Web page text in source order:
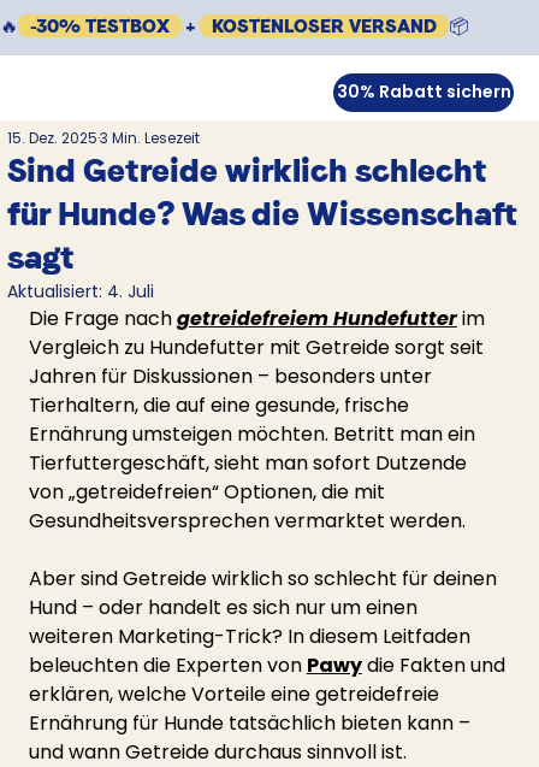
🔥 -30% TESTBOX + KOSTENLOSER VERSAND 📦
30% Rabatt sichern
Sind Getreide wirklich schlecht
für Hunde? Was die Wissenschaft
sagt
15. Dez. 20253 Min. Lesezeit
Aktualisiert: 4. Juli
Die Frage nach getreidefreiem Hundefutter im
Vergleich zu Hundefutter mit Getreide sorgt seit
Jahren für Diskussionen – besonders unter
Tierhaltern, die auf eine gesunde, frische
Ernährung umsteigen möchten. Betritt man ein
Tierfuttergeschäft, sieht man sofort Dutzende
von „getreidefreien“ Optionen, die mit
Gesundheitsversprechen vermarktet werden.
Aber sind Getreide wirklich so schlecht für deinen
Hund – oder handelt es sich nur um einen
weiteren Marketing-Trick? In diesem Leitfaden
beleuchten die Experten von Pawy die Fakten und
erklären, welche Vorteile eine getreidefreie
Ernährung für Hunde tatsächlich bieten kann –
und wann Getreide durchaus sinnvoll ist.